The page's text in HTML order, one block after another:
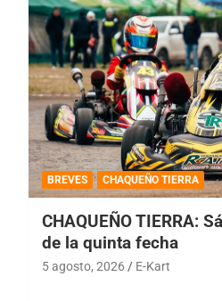
BREVES CHAQUEÑO TIERRA
CHAQUEÑO TIERRA:
de la quinta fecha
5 agosto, 2026 E-Kart